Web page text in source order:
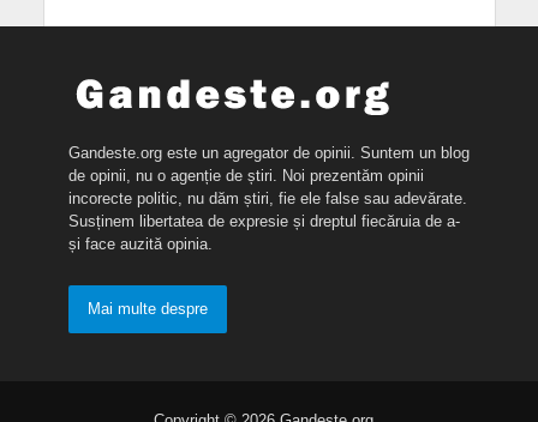
Gandeste.org este un agregator de opinii. Suntem un blog
de opinii, nu o agenție de știri. Noi prezentăm opinii
incorecte politic, nu dăm știri, fie ele false sau adevărate.
Susținem libertatea de expresie și dreptul fiecăruia de a-
și face auzită opinia.
Mai multe despre